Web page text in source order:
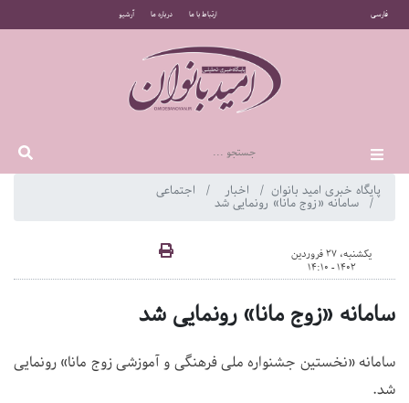
فارسی ارتباط با ما درباره ما آرشیو
پایگاه خبری امید بانوان اخبار اجتماعی
سامانه «زوج مانا» رونمایی شد
یکشنبه، 27 فروردین
1402 - 14:10
سامانه «زوج مانا» رونمایی شد
سامانه «نخستین جشنواره ملی فرهنگی و آموزشی زوج مانا» رونمایی
شد.